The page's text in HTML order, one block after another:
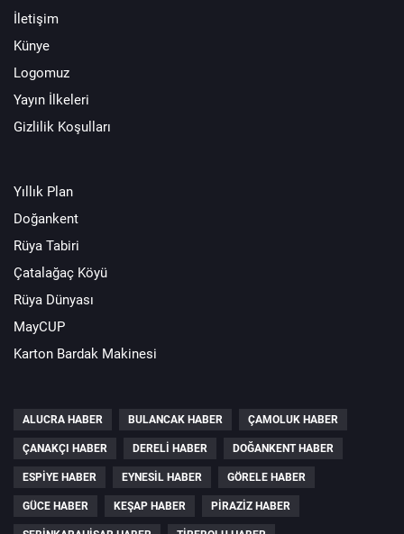
İletişim
Künye
Logomuz
Yayın İlkeleri
Gizlilik Koşulları
Yıllık Plan
Doğankent
Rüya Tabiri
Çatalağaç Köyü
Rüya Dünyası
MayCUP
Karton Bardak Makinesi
ALUCRA HABER BULANCAK HABER ÇAMOLUK HABER
ÇANAKÇI HABER DERELI HABER DOĞANKENT HABER
ESPIYE HABER EYNESIL HABER GÖRELE HABER
GÜCE HABER KEŞAP HABER PIRAZIZ HABER